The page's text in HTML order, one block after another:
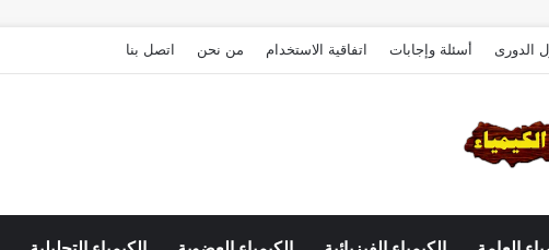
الدورى أسئلة وإجابات اتفاقية الاستخدام من نحن اتصل بنا